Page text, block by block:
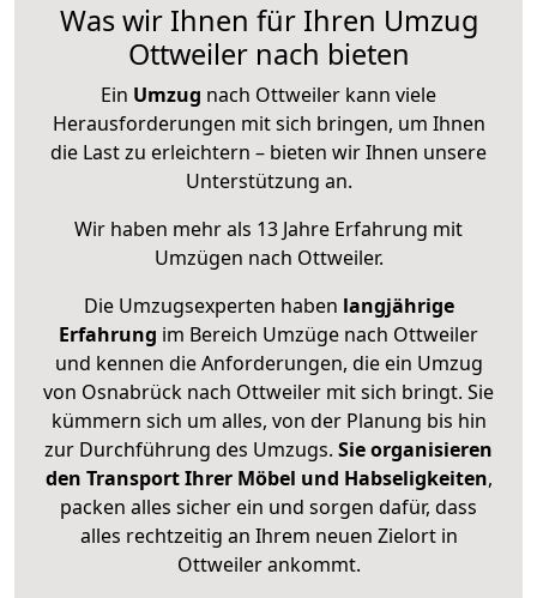
Was wir Ihnen für Ihren Umzug
Ottweiler nach bieten
Ein Umzug nach Ottweiler kann viele
Herausforderungen mit sich bringen, um Ihnen
die Last zu erleichtern – bieten wir Ihnen unsere
Unterstützung an.
Wir haben mehr als 13 Jahre Erfahrung mit
Umzügen nach Ottweiler.
Die Umzugsexperten haben langjährige
Erfahrung im Bereich Umzüge nach Ottweiler
und kennen die Anforderungen, die ein Umzug
von Osnabrück nach Ottweiler mit sich bringt. Sie
kümmern sich um alles, von der Planung bis hin
zur Durchführung des Umzugs. Sie organisieren
den Transport Ihrer Möbel und Habseligkeiten,
packen alles sicher ein und sorgen dafür, dass
alles rechtzeitig an Ihrem neuen Zielort in
Ottweiler ankommt.